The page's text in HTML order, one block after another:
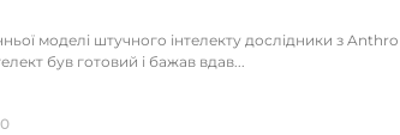
моделі штучного інтелекту дослідники з
був готовий і бажав вдав...
0